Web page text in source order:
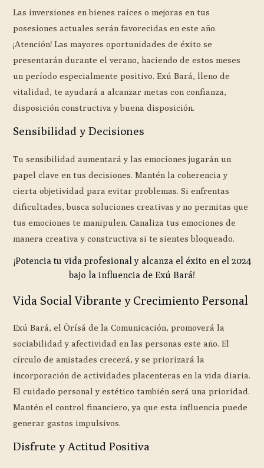
Las inversiones en bienes raíces o mejoras en tus
posesiones actuales serán favorecidas en este año.
¡Atención! Las mayores oportunidades de éxito se
presentarán durante el verano, haciendo de estos meses
un período especialmente positivo. Exú Bará, lleno de
vitalidad, te ayudará a alcanzar metas con confianza,
disposición constructiva y buena disposición.
Sensibilidad y Decisiones
Tu sensibilidad aumentará y las emociones jugarán un
papel clave en tus decisiones. Mantén la coherencia y
cierta objetividad para evitar problemas. Si enfrentas
dificultades, busca soluciones creativas y no permitas que
tus emociones te manipulen. Canaliza tus emociones de
manera creativa y constructiva si te sientes bloqueado.
¡Potencia tu vida profesional y alcanza el éxito en el 2024
bajo la influencia de Exú Bará!
Vida Social Vibrante y Crecimiento Personal
Exú Bará, el Òrísá de la Comunicación, promoverá la
sociabilidad y afectividad en las personas este año. El
círculo de amistades crecerá, y se priorizará la
incorporación de actividades placenteras en la vida diaria.
El cuidado personal y estético también será una prioridad.
Mantén el control financiero, ya que esta influencia puede
generar gastos impulsivos.
Disfrute y Actitud Positiva